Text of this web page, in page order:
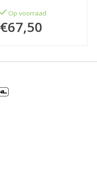
Op voorraad
€67,50